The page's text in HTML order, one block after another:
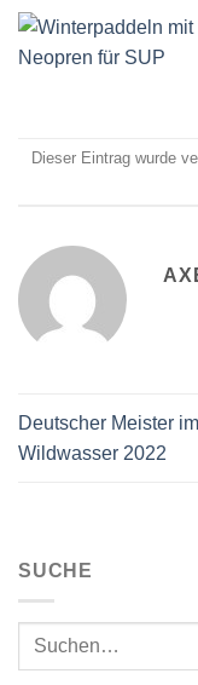
Dieser Eintrag wurde
Deutscher Meister im
Wildwasser 2022
SUCHE